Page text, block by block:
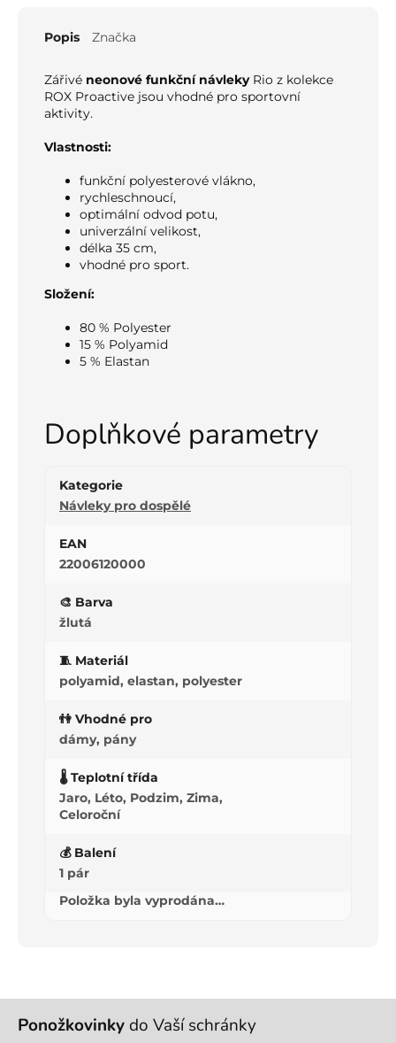
Popis Značka
Zářivé neonové funkční návlekyRio z kolekce
ROX Proactive jsou vhodné pro sportovní
aktivity.
Vlastnosti:
funkční polyesterové vlákno,
rychleschnoucí,
optimální odvod potu,
univerzální velikost,
délka 35 cm,
vhodné pro sport.
Složení:
80 % Polyester
15 % Polyamid
5 % Elastan
Doplňkové parametry
Kategorie
Návleky pro dospělé
EAN
22006120000
🎨 Barva
žlutá
🧵 Materiál
polyamid, elastan, polyester
👫 Vhodné pro
dámy, pány
🌡️ Teplotní třída
Jaro, Léto, Podzim, Zima,
Celoroční
💰 Balení
1 pár
Položka byla vyprodána…
Z
Ponožkovinky do Vaší schránky